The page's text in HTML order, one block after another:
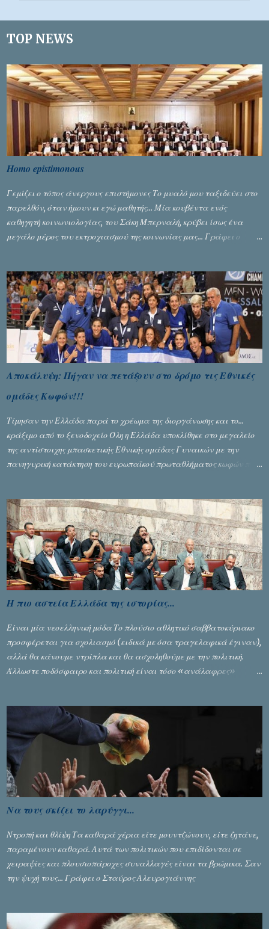
ι
TOP NEWS
Homo epistimonous
Γεμίζει ο τόπος άνεργους επιστήμονες Το μυαλό μου ταξιδεύει στο
παρελθόν, όταν ήμουν κι εγώ μαθητής... Μία κουβέντα ενός
καθηγητή κοινωνιολογίας, του Σάκη Μπερναλή, κρύβει ίσως ένα
μεγάλο μέρος του εκτροχιασμού της κοινωνίας μας... Γράφει ο
Αποκάλυψη: Πήγαν να πετάξουν στο δρόμο τις Εθνικές
ομάδες Κωφών!!!
Τίμησαν την Ελλάδα παρά το χρέωμα της διοργάνωσης και το...
κράξιμο από το ξενοδοχείο Όλη η Ελλάδα υποκλίθηκε στο μεγαλείο
της αντίστοιχης μπασκετικής Εθνικής ομάδας Γυναικών με την
πανηγυρική κατάκτηση του ευρωπαϊκού πρωταθλήματος κωφών που
Ζέρβα με την πορεία τους που ολοκληρώθηκε με τη νίκη τους στον
τελικό επί της Λιθουανίας, υπάρχουν και τα δυσάρεστα. Τα πολύ
δυσάρεστα...
Η πιο αστεία Ελλάδα της ιστορίας...
Είναι μία νεοελληνική μόδα Το πλούσιο αθλητικό σαββατοκύριακο
προσφέρεται για σχολιασμό (ειδικά με όσα τραγελαφικά έγιναν),
αλλά θα κάνουμε ντρίπλα και θα ασχοληθούμε με την πολιτική.
Άλλωστε ποδόσφαιρο και πολιτική είναι τόσο «ανάλαφρες»
Να τους σκίζει το λαρύγγι...
Ντροπή και θλίψη Τα καθαρά χέρια είτε μουντζώνουν, είτε ζητάνε,
παραμένουν καθαρά. Αυτά των πολιτικών που επιδίδονται σε
χειραψίες και πλουσιοπάροχες συναλλαγές είναι τα βρώμικα. Σαν
την ψυχή τους... Γράφει ο Σταύρος Αλευρογιάννης